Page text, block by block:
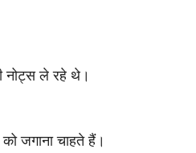
नोट्स ले रहे थे।
जगाना चाहते हैं।